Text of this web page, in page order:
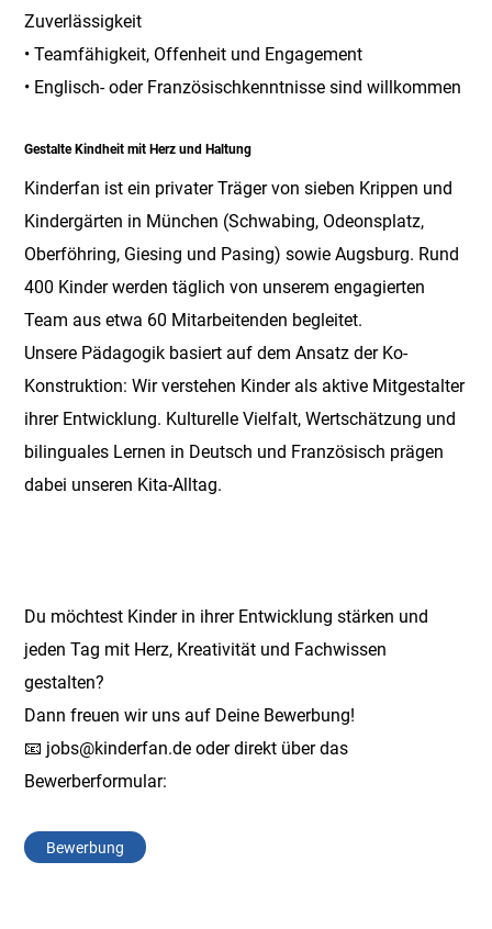
Zuverlässigkeit
• Teamfähigkeit, Offenheit und Engagement
• Englisch- oder Französischkenntnisse sind willkommen
Gestalte Kindheit mit Herz und Haltung
Kinderfan ist ein privater Träger von sieben Krippen und
Kindergärten in München (Schwabing, Odeonsplatz,
Oberföhring, Giesing und Pasing) sowie Augsburg. Rund
400 Kinder werden täglich von unserem engagierten
Team aus etwa 60 Mitarbeitenden begleitet.
Unsere Pädagogik basiert auf dem Ansatz der Ko-
Konstruktion: Wir verstehen Kinder als aktive Mitgestalter
ihrer Entwicklung. Kulturelle Vielfalt, Wertschätzung und
bilinguales Lernen in Deutsch und Französisch prägen
dabei unseren Kita-Alltag.
Du möchtest Kinder in ihrer Entwicklung stärken und
jeden Tag mit Herz, Kreativität und Fachwissen
gestalten?
Dann freuen wir uns auf Deine Bewerbung!
📧 jobs@kinderfan.de oder direkt über das
Bewerberformular:
Bewerbung